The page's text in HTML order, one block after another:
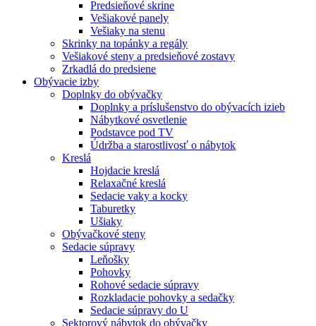
Predsieňové skrine
Vešiakové panely
Vešiaky na stenu
Skrinky na topánky a regály
Vešiakové steny a predsieňové zostavy
Zrkadlá do predsiene
Obývacie izby
Doplnky do obývačky
Doplnky a príslušenstvo do obývacích izieb
Nábytkové osvetlenie
Podstavce pod TV
Údržba a starostlivosť o nábytok
Kreslá
Hojdacie kreslá
Relaxačné kreslá
Sedacie vaky a kocky
Taburetky
Ušiaky
Obývačkové steny
Sedacie súpravy
Leňošky
Pohovky
Rohové sedacie súpravy
Rozkladacie pohovky a sedačky
Sedacie súpravy do U
Sektorový nábytok do obývačky